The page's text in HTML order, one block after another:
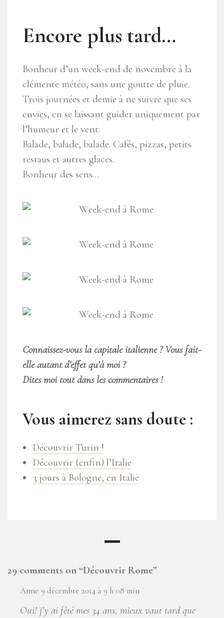
Encore plus tard…
Bonheur d’un week-end de novembre à la
clémente météo, sans une goutte de pluie.
Trois journées et demie à ne suivre que ses
envies, en se laissant guider uniquement par
l’humeur et le vent.
Balade, balade, balade. Cafés, pizzas, petits
restaus et autres glaces.
Bonheur des sens…
Connaissez-vous la capitale italienne ? Vous fait-
elle autant d’effet qu’à moi ?
Dites moi tout dans les commentaires !
Vous aimerez sans doute :
Découvrir Turin !
Découvrir (enfin) l’Italie
3 jours à Bologne, en Italie
29 comments on “Découvrir Rome”
Anne 9 décembre 2014 à 9 h 08 min
Oui! j’y ai fêté mes 34 ans, mieux vaut tard que